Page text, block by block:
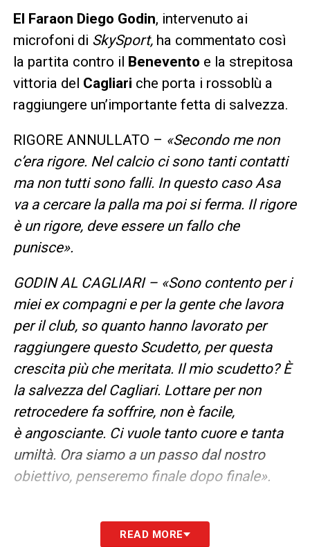
El Faraon Diego Godin, intervenuto ai
microfoni di SkySport,ha commentato così
la partita contro il Benevento e la strepitosa
vittoria del Cagliari che porta i rossoblù a
raggiungere un’importante fetta di salvezza.
RIGORE ANNULLATO – «Secondo me non
c’era rigore. Nel calcio ci sono tanti contatti
ma non tutti sono falli. In questo caso Asa
va a cercare la palla ma poi si ferma. Il rigore
è un rigore, deve essere un fallo che
punisce».
GODIN AL CAGLIARI – «Sono contento per i
miei ex compagni e per la gente che lavora
per il club, so quanto hanno lavorato per
raggiungere questo Scudetto, per questa
crescita più che meritata. Il mio scudetto? È
la salvezza del Cagliari. Lottare per non
retrocedere fa soffrire, non è facile,
è angosciante. Ci vuole tanto cuore e tanta
umiltà. Ora siamo a un passo dal nostro
obiettivo, penseremo finale dopo finale».
READ MORE